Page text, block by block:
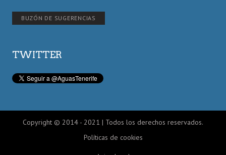
BUZÓN DE SUGERENCIAS
TWITTER
Copyright © 2014 - 2021 | Todos los derechos reservados.
Políticas de cookies